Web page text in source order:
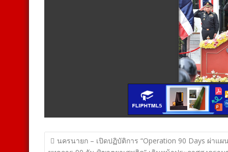
แนะแนว
นครนายก – เปิดปฏิบัติการ “Operation 90 Days ผ่าแผ